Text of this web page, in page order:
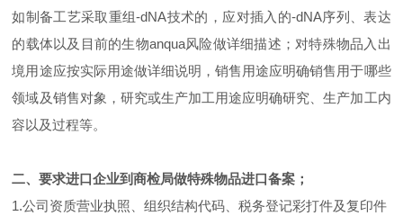
如制备工艺采取重组-dNA技术的，应对插入的-dNA序列、表达
的载体以及目前的生物anqua风险做详细描述；对特殊物品入出
境用途应按实际用途做详细说明，销售用途应明确销售用于哪些
领域及销售对象，研究或生产加工用途应明确研究、生产加工内
容以及过程等。
二、要求进口企业到商检局做特殊物品进口备案；
1.公司资质营业执照、组织结构代码、税务登记彩打件及复印件